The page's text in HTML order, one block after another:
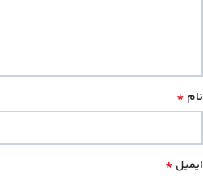
نام *
ایمیل *